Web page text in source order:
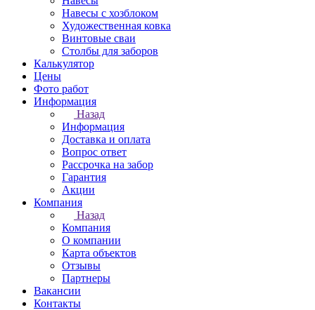
Навесы с хозблоком
Художественная ковка
Винтовые сваи
Столбы для заборов
Калькулятор
Цены
Фото работ
Информация
Назад
Информация
Доставка и оплата
Вопрос ответ
Рассрочка на забор
Гарантия
Акции
Компания
Назад
Компания
О компании
Карта объектов
Отзывы
Партнеры
Вакансии
Контакты